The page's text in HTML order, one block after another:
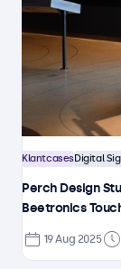
KlantcasesDigital
Perch Design
Beetronics
19 Aug 2025